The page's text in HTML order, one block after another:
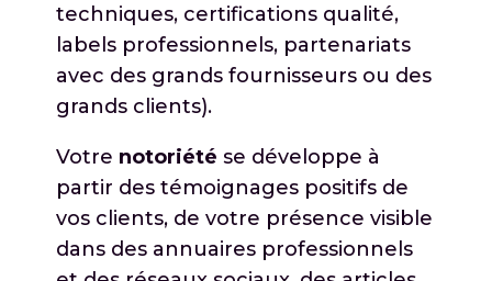
techniques, certifications qualité,
labels professionnels, partenariats
avec des grands fournisseurs ou des
grands clients).
Votre notoriété se développe à
partir des témoignages positifs de
vos clients, de votre présence visible
dans des annuaires professionnels